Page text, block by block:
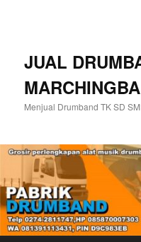
JUAL
Menjual Drumband TK SD